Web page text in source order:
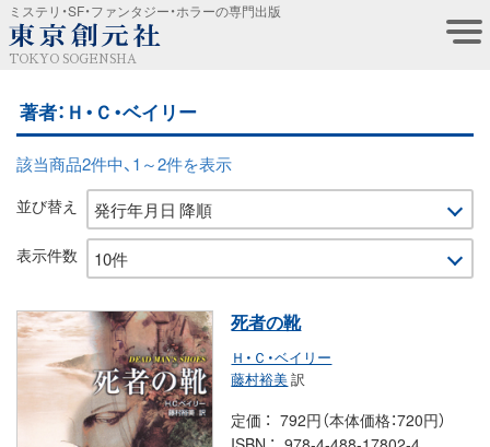
ミステリ・SF・ファンタジー・ホラーの専門出版
TOKYO SOGENSHA
著者：Ｈ・Ｃ・ベイリー
該当商品2件中、1～2件を表示
並び替え
表示件数
死者の靴
Ｈ・Ｃ・ベイリー
藤村裕美訳
定価
792円（本体価格：720円）